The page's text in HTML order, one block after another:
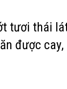
tươi thái
được